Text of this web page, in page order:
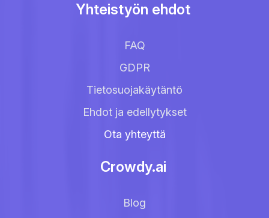
Yhteistyön ehdot
FAQ
GDPR
Tietosuojakäytäntö
Ehdot ja edellytykset
Ota yhteyttä
Crowdy.ai
Blog